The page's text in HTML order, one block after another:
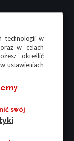
technologii w
w celach
określić
ustawieniach
swój